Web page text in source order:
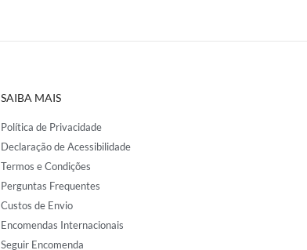
SAIBA MAIS
Política de Privacidade
Declaração de Acessibilidade
Termos e Condições
Perguntas Frequentes
Custos de Envio
Encomendas Internacionais
Seguir Encomenda